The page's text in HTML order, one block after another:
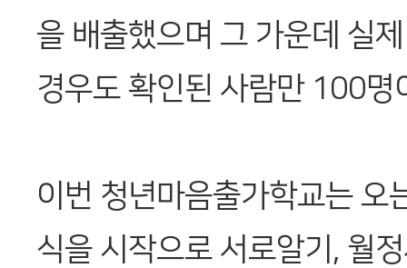
을 배출했으며 그 가운데 실
경우도 확인된 사람만 100명
이번 청년마음출가학교는 오
식을 시작으로 서로알기, 월